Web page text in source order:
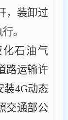
， 装卸过
。
石油气
路运输许
装4G动态
交通部公